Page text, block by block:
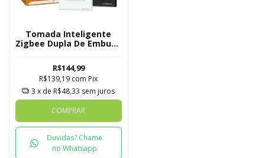
Tomada Inteligente
Zigbee Dupla De Embutir
R$144,99
R$139,19 com Pix
3 x de R$48,33 sem juros
COMPRAR
Duvidas? Chame
no Whatsapp